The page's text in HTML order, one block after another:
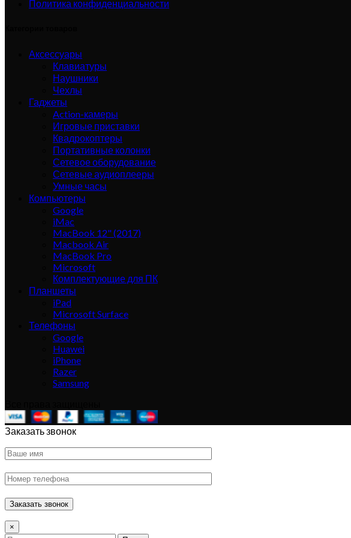
Политика конфиденциальности
Аксессуары
Клавиатуры
Наушники
Чехлы
Гаджеты
Action-камеры
Игровые приставки
Квадрокоптеры
Портативные колонки
Сетевое оборудование
Сетевые аудиоплееры
Умные часы
Компьютеры
Google
iMac
MacBook 12" (2017)
Macbook Air
MacBook Pro
Microsoft
Комплектующие для ПК
Планшеты
iPad
Microsoft Surface
Телефоны
Google
Huawei
iPhone
Razer
Samsung
Заказать звонок
×